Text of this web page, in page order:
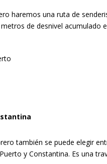
haremos una ruta de
de desnivel acumulado
también se puede elegir
y Constantina. Es una